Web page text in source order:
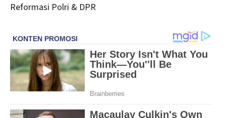
Reformasi Polri & DPR